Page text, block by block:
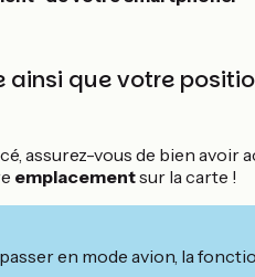
ainsi que votre
assurez-vous de bien avoir
emplacementsur la carte !
en mode avion, la